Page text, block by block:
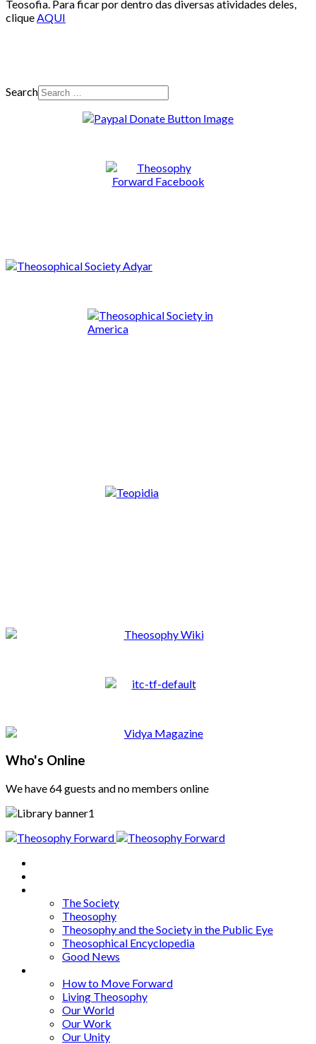
Teosofia. Para ficar por dentro das diversas atividades deles,
clique AQUI
Search
Who's Online
We have 64 guests and no members online
The Society
Theosophy
Theosophy and the Society in the Public Eye
Theosophical Encyclopedia
Good News
How to Move Forward
Living Theosophy
Our World
Our Work
Our Unity